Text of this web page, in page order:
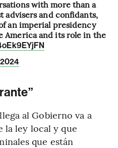
with more than a
advisers and confidants,
an imperial presidency
America and its role in the
al Gobierno va a
la ley local y que
que están